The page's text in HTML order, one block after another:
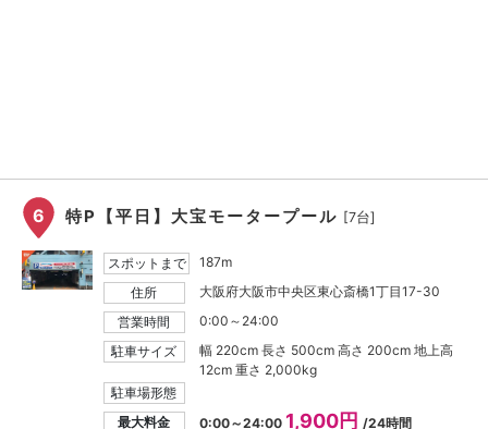
6 特P【平日】大宝モータープール [7台]
スポットまで
187m
住所
大阪府大阪市中央区東心斎橋1丁目17-30
営業時間
0:00～24:00
駐車サイズ
幅 220cm 長さ 500cm 高さ 200cm 地上高
12cm 重さ 2,000kg
駐車場形態
最大料金
0:00～24:00 1,900円 /24時間